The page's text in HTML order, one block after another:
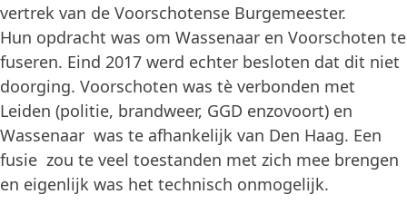
vertrek van de Voorschotense Burgemeester.
Hun opdracht was om Wassenaar en Voorschoten te
fuseren. Eind 2017 werd echter besloten dat dit niet
doorging. Voorschoten was tè verbonden met
Leiden (politie, brandweer, GGD enzovoort) en
Wassenaar was te afhankelijk van Den Haag. Een
fusie zou te veel toestanden met zich mee brengen
en eigenlijk was het technisch onmogelijk.